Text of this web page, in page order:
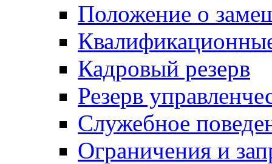
Положение о
Кадровый резерв
Резерв
Служебное
Ограничения и